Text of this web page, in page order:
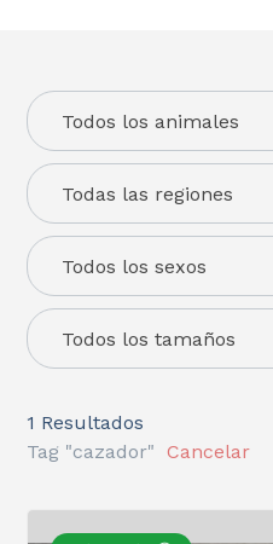
Todas las regiones
Todos los animales
Todos los sexos
Todos los tamaños
1 Resultados
Tag "cazador"
Cancelar